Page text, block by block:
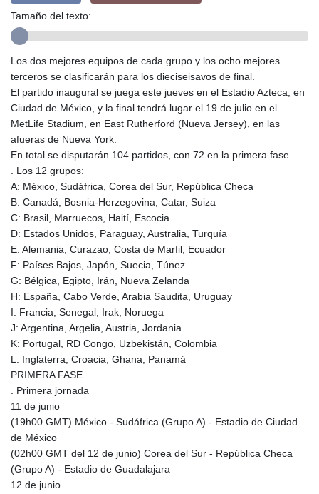
GHS 13.568751
GMD 85.263702
GNF
10137.703095
GTQ 8.808015
GYD 241.504196
HNL 30.940078
HTG 150.927975
HUF 365.333043
IDR
20624.533343
ILS 3.472762
IMP 0.856369
INR 109.715086
IQD
1512.239361
IRR
1584113.947438
ISK 142.468329
JPY 182.455111
KGS 100.760472
KHR
Tamaño del texto:
Los dos mejores equipos de cada grupo y los ocho mejores
terceros se clasificarán para los dieciseisavos de final.
El partido inaugural se juega este jueves en el Estadio Azteca, en
Ciudad de México, y la final tendrá lugar el 19 de julio en el
MetLife Stadium, en East Rutherford (Nueva Jersey), en las
afueras de Nueva York.
En total se disputarán 104 partidos, con 72 en la primera fase.
. Los 12 grupos:
A: México, Sudáfrica, Corea del Sur, República Checa
B: Canadá, Bosnia-Herzegovina, Catar, Suiza
C: Brasil, Marruecos, Haití, Escocia
D: Estados Unidos, Paraguay, Australia, Turquía
E: Alemania, Curazao, Costa de Marfil, Ecuador
F: Países Bajos, Japón, Suecia, Túnez
G: Bélgica, Egipto, Irán, Nueva Zelanda
H: España, Cabo Verde, Arabia Saudita, Uruguay
I: Francia, Senegal, Irak, Noruega
J: Argentina, Argelia, Austria, Jordania
K: Portugal, RD Congo, Uzbekistán, Colombia
L: Inglaterra, Croacia, Ghana, Panamá
PRIMERA FASE
. Primera jornada
11 de junio
(19h00 GMT) México - Sudáfrica (Grupo A) - Estadio de Ciudad
de México
(02h00 GMT del 12 de junio) Corea del Sur - República Checa
(Grupo A) - Estadio de Guadalajara
12 de junio